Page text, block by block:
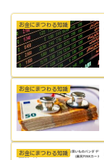
お金にまつわる知識
お金にまつわる知識
お金にまつわる知識